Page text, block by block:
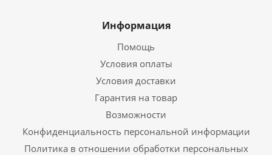
Информация
Помощь
Условия оплаты
Условия доставки
Гарантия на товар
Возможности
Конфиденциальность персональной информации
Политика в отношении обработки персональных